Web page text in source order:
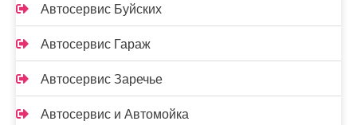
Автосервис Буйских
Автосервис Гараж
Автосервис Заречье
Автосервис и Автомойка